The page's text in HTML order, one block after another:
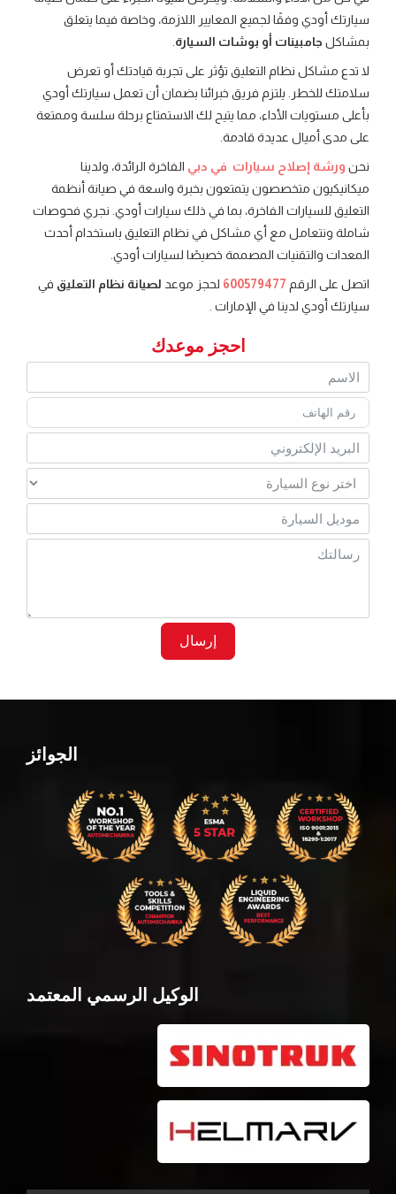
سيارتك أودي وفقًا لجميع المعايير اللازمة، وخاصة فيما يتعلق
بمشاكل جامبينات أو بوشات السيارة.
لا تدع مشاكل نظام التعليق تؤثر على تجربة قيادتك أو تعرض
سلامتك للخطر. يلتزم فريق خبرائنا بضمان أن تعمل سيارتك أودي
بأعلى مستويات الأداء، مما يتيح لك الاستمتاع برحلة سلسة وممتعة
على مدى أميال عديدة قادمة.
نحن ورشة إصلاح سيارات في دبي الفاخرة الرائدة، ولدينا
ميكانيكيون متخصصون يتمتعون بخبرة واسعة في صيانة أنظمة
التعليق للسيارات الفاخرة، بما في ذلك سيارات أودي. نجري فحوصات
شاملة ونتعامل مع أي مشاكل في نظام التعليق باستخدام أحدث
المعدات والتقنيات المصممة خصيصًا لسيارات أودي.
اتصل على الرقم 600579477 لحجز موعد لصيانة نظام التعليق في
سيارتك أودي لدينا في الإمارات .
احجز موعدك
إرسال
الجوائز
الوكيل الرسمي المعتمد